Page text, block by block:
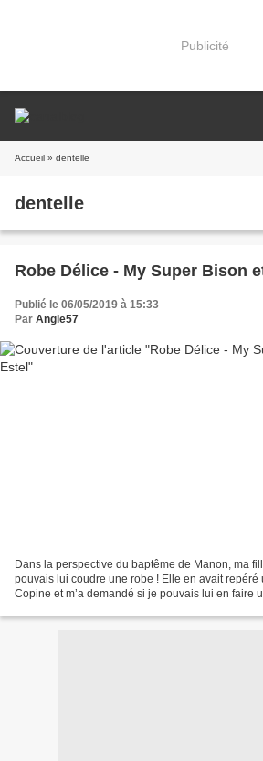
Publicité
Accueil » dentelle
dentelle
Robe Délice - My Super Bison
Publié le 06/05/2019 à 15:33
Par Angie57
Dans la perspective du baptême de Manon, ma
pouvais lui coudre une robe ! Elle en avait repéré
Copine et m’a demandé si je pouvais lui en faire